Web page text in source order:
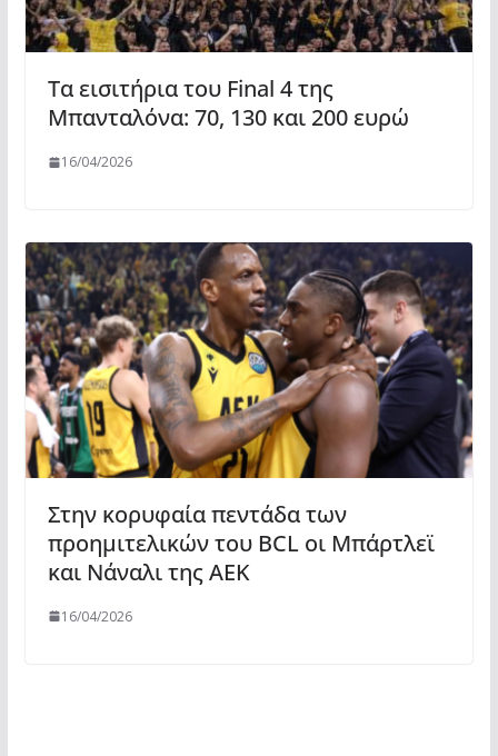
Τα εισιτήρια του Final 4 της
Μπανταλόνα: 70, 130 και 200 ευρώ
16/04/2026
Στην κορυφαία πεντάδα των
προημιτελικών του BCL οι Μπάρτλεϊ
και Νάναλι της ΑΕΚ
16/04/2026